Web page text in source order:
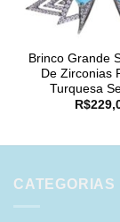
Brinco Grande
De Zirconias
Turquesa
R$
CATEGORIAS